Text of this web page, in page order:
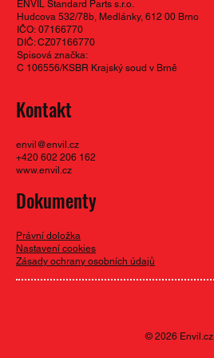
ENVIL Standard Parts s.r.o.
Hudcova 532/78b, Medlánky, 612 00 Brno
IČO: 07166770
DIČ: CZ07166770
Spisová značka:
C 106556/KSBR Krajský soud v Brně
Dokumenty
Právní doložka
Nastavení cookies
Zásady ochrany osobních údajů
Kontakt
envil@envil.cz
+420 602 206 162
www.envil.cz
© 2026 Envil.cz